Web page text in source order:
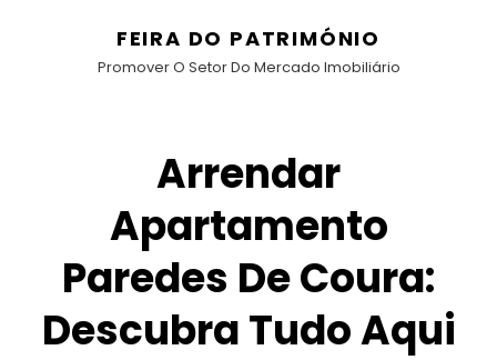
FEIRA DO PATRIMÓNIO
Promover O Setor Do Mercado Imobiliário
Arrendar
Apartamento
Paredes De Coura:
Descubra Tudo Aqui